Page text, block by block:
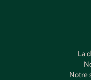
La
Notre